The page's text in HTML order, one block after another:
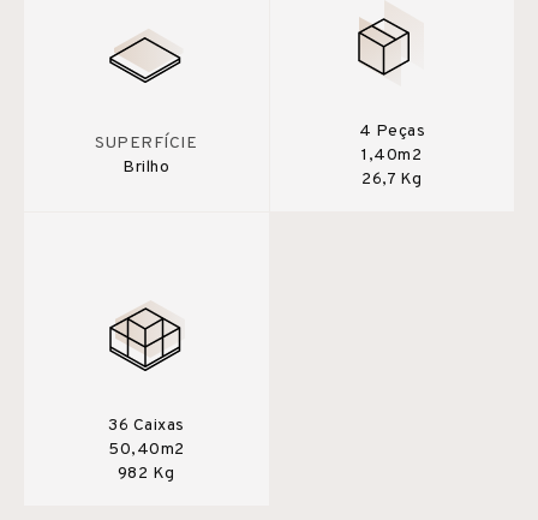
SUPERFÍCIE
Brilho
4 Peças
1,40m2
26,7 Kg
36 Caixas
50,40m2
982 Kg